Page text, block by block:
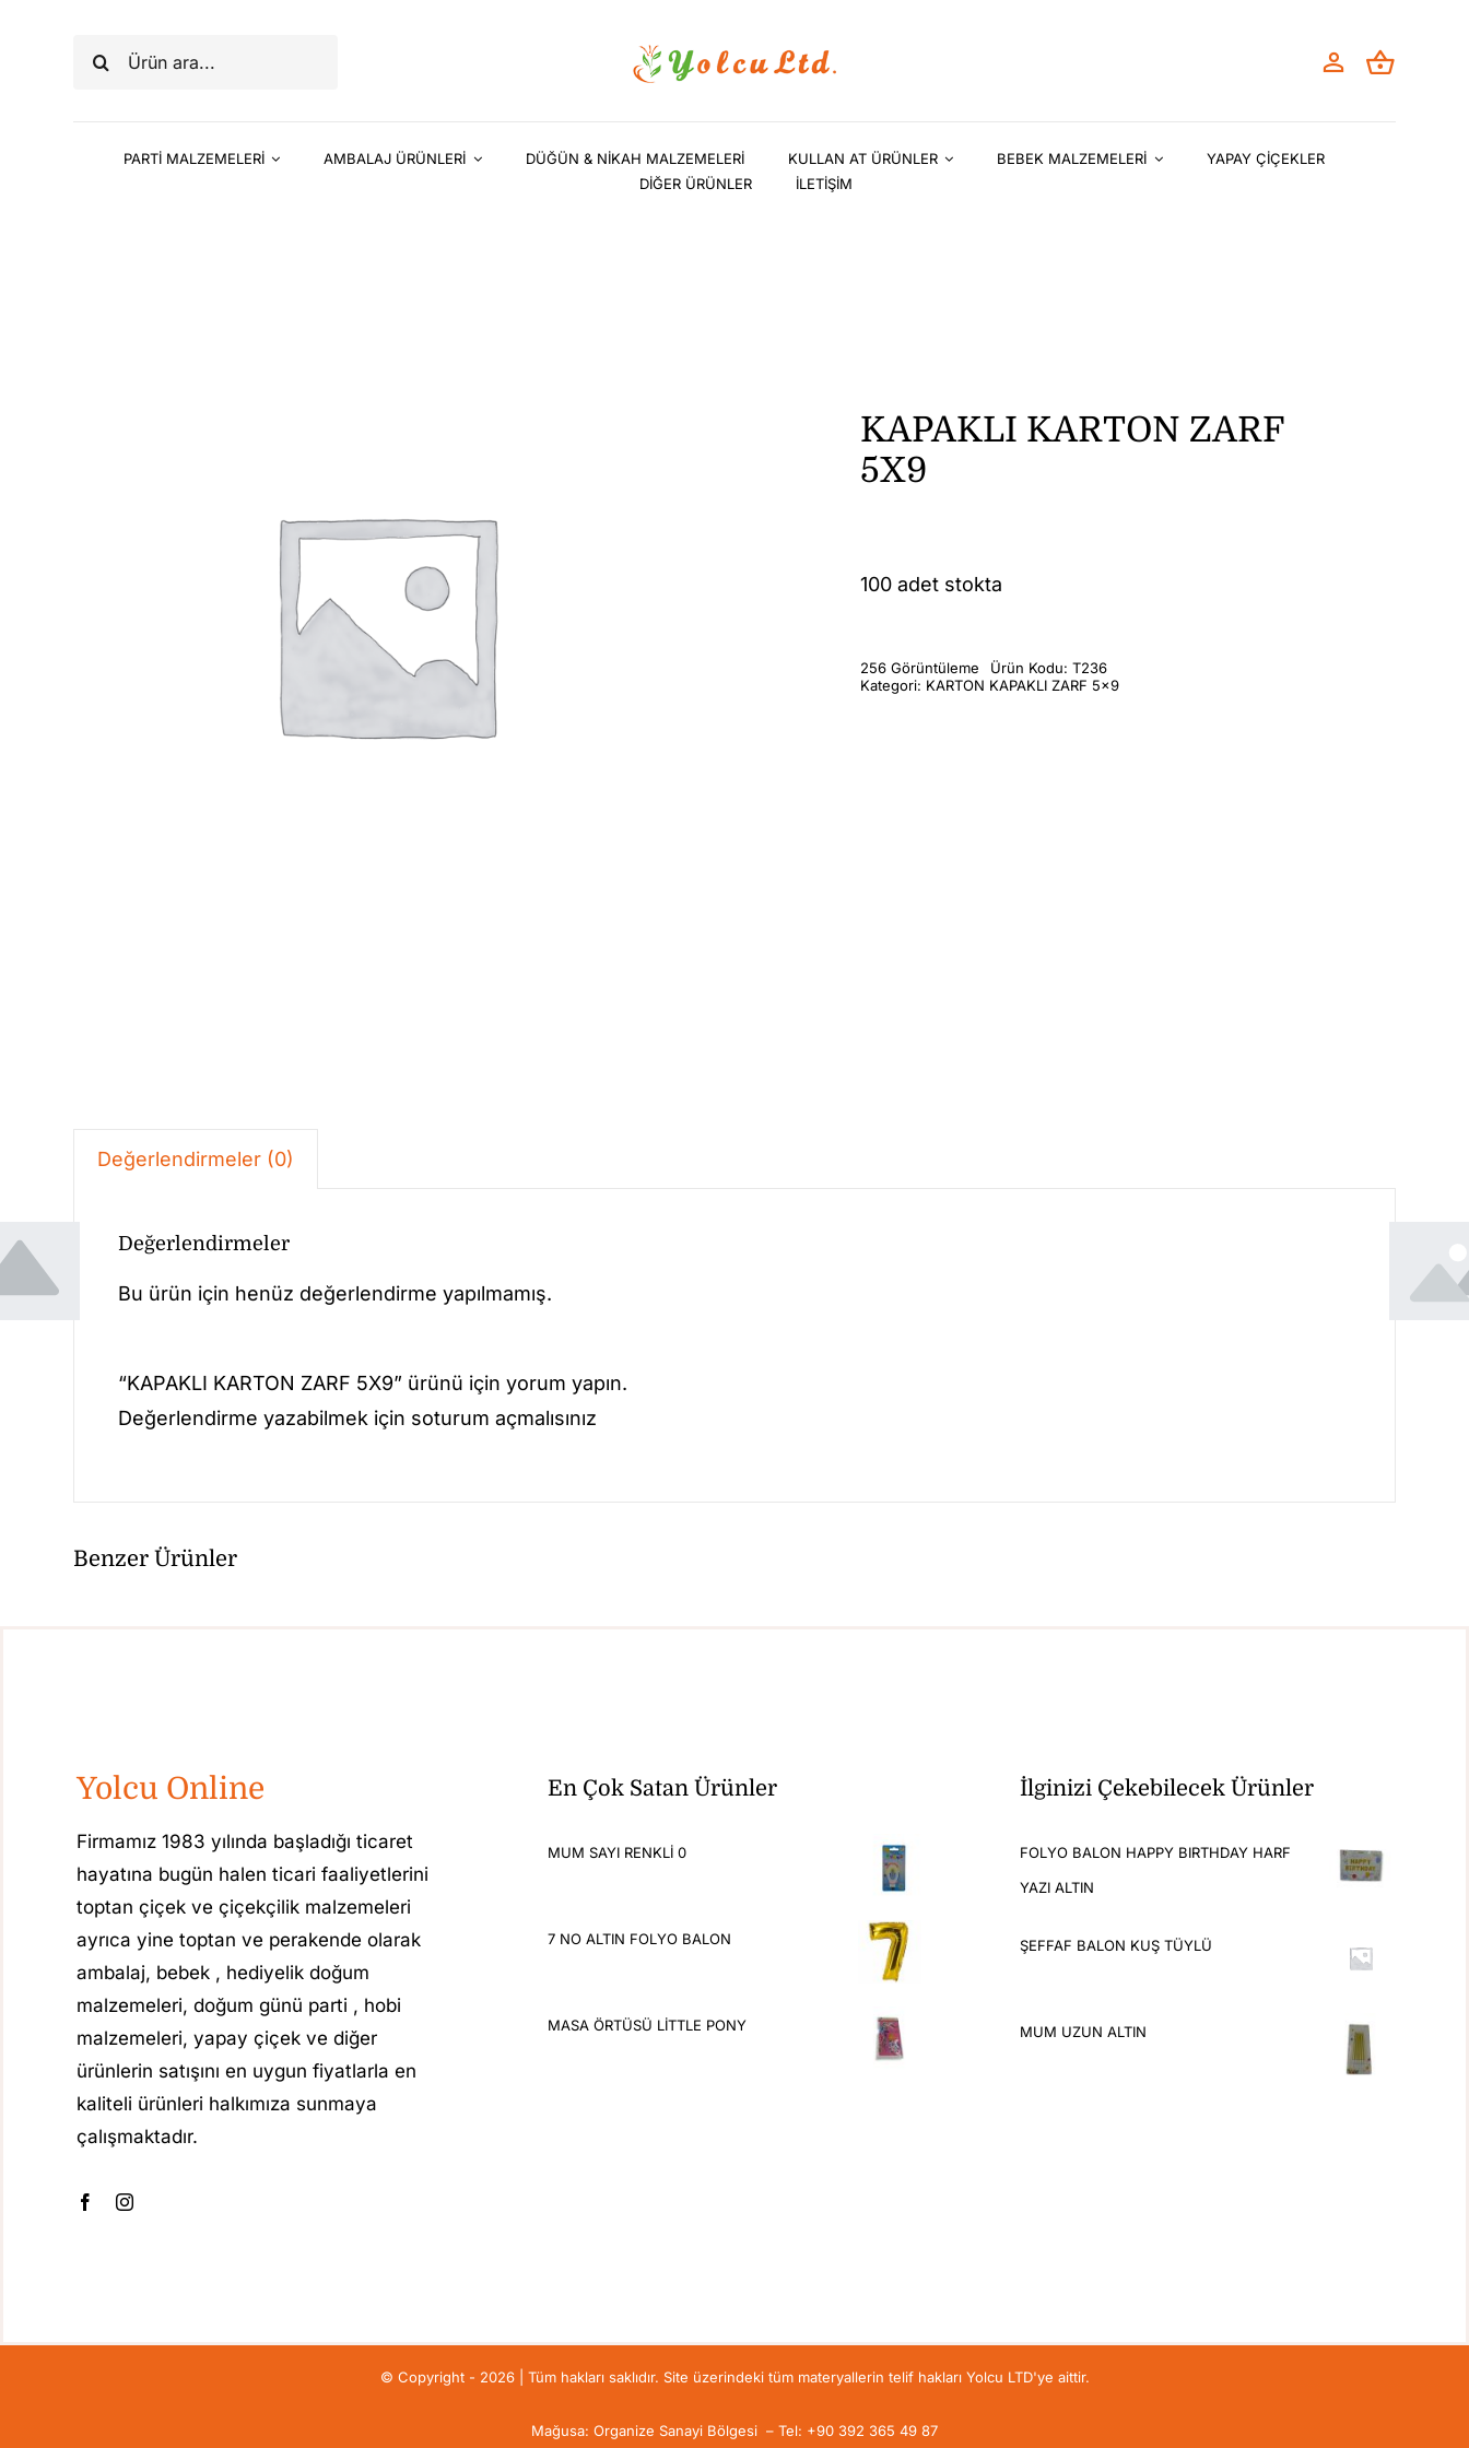
Ara:
PARTİ MALZEMELERİ AMBALAJ ÜRÜNLERİ DÜĞÜN & NİKAH MALZEMELERİ KULLAN AT ÜRÜNLER BEBEK MALZEMELERİ
YAPAY ÇİÇEKLER
DİĞER ÜRÜNLER
İLETİŞİM
KAPAKLI KARTON ZARF
5X9
100 adet stokta
256 Görüntüleme Ürün Kodu: T236
Kategori: KARTON KAPAKLI ZARF 5x9
Değerlendirmeler (0)
Değerlendirmeler
Bu ürün için henüz değerlendirme yapılmamış.
“KAPAKLI KARTON ZARF 5X9” ürünü için yorum yapın.
Değerlendirme yazabilmek için soturum açmalısınız
Benzer Ürünler
Yolcu Online
Firmamız 1983 yılında başladığı ticaret
hayatına bugün halen ticari faaliyetlerini
toptan çiçek ve çiçekçilik malzemeleri
ayrıca yine toptan ve perakende olarak
ambalaj, bebek , hediyelik doğum
malzemeleri, doğum günü parti , hobi
malzemeleri, yapay çiçek ve diğer
ürünlerin satışını en uygun fiyatlarla en
kaliteli ürünleri halkımıza sunmaya
çalışmaktadır.
En Çok Satan Ürünler
MUM SAYI RENKLİ 0
7 NO ALTIN FOLYO BALON
MASA ÖRTÜSÜ LİTTLE PONY
İlginizi Çekebilecek Ürünler
FOLYO BALON HAPPY BIRTHDAY HARF
YAZI ALTIN
ŞEFFAF BALON KUŞ TÜYLÜ
MUM UZUN ALTIN
© Copyright - 2026 | Tüm hakları saklıdır. Site üzerindeki tüm materyallerin telif hakları Yolcu LTD'ye aittir.
Mağusa: Organize Sanayi Bölgesi – Tel: +90 392 365 49 87